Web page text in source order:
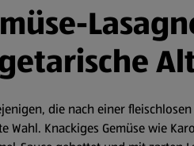
die nach einer
Wahl. Knackiges Gemüse wie